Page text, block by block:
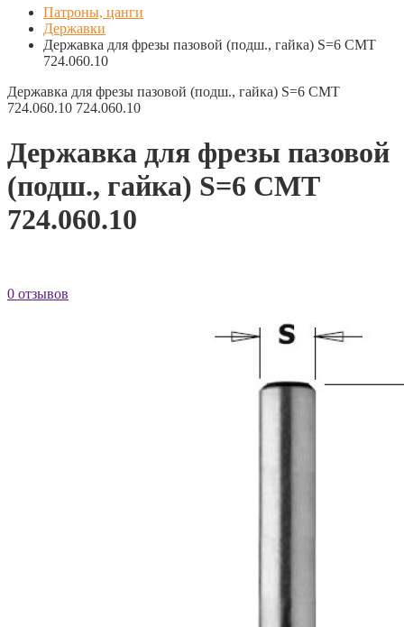
Патроны, цанги
Державки
Державка для фрезы пазовой (подш., гайка) S=6 CMT
724.060.10
Державка для фрезы пазовой (подш., гайка) S=6 CMT
724.060.10 724.060.10
Державка для фрезы пазовой
(подш., гайка) S=6 CMT
724.060.10
0 отзывов